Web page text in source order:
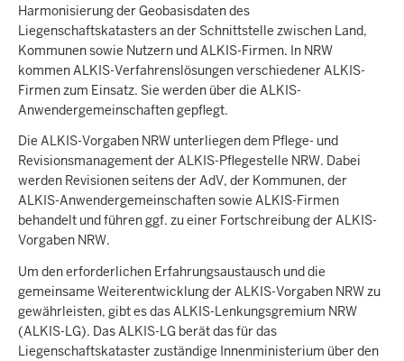
Harmonisierung der Geobasisdaten des
Liegenschaftskatasters an der Schnittstelle zwischen Land,
Kommunen sowie Nutzern und ALKIS-Firmen. In NRW
kommen ALKIS-Verfahrenslösungen verschiedener ALKIS-
Firmen zum Einsatz. Sie werden über die ALKIS-
Anwendergemeinschaften gepflegt.
Die ALKIS-Vorgaben NRW unterliegen dem Pflege- und
Revisionsmanagement der ALKIS-Pflegestelle NRW. Dabei
werden Revisionen seitens der AdV, der Kommunen, der
ALKIS-Anwendergemeinschaften sowie ALKIS-Firmen
behandelt und führen ggf. zu einer Fortschreibung der ALKIS-
Vorgaben NRW.
Um den erforderlichen Erfahrungsaustausch und die
gemeinsame Weiterentwicklung der ALKIS-Vorgaben NRW zu
gewährleisten, gibt es das ALKIS-Lenkungsgremium NRW
(ALKIS-LG). Das ALKIS-LG berät das für das
Liegenschaftskataster zuständige Innenministerium über den